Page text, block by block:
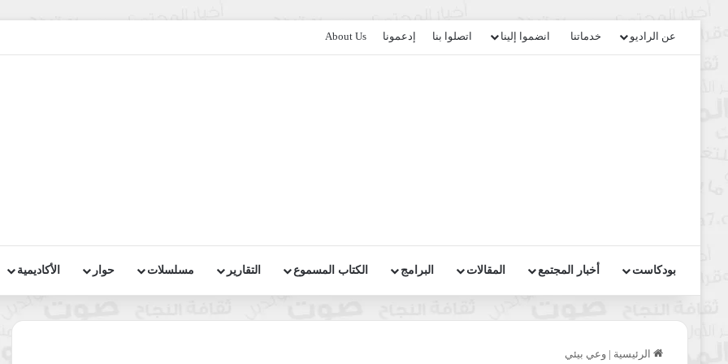
عن الراديو خدماتنا انضموا إلينا اتصلوا بنا إدعمونا About Us
بودكاست أخبار المجتمع المقالات البرامج الكتاب المسموع التقارير مسلسلات حوار الأكاديمية
الرئيسية | وعي بيئي